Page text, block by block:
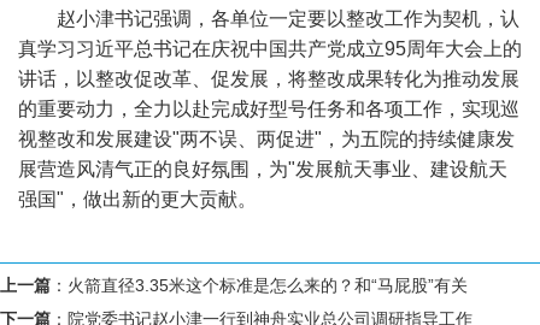
赵小津书记强调，各单位一定要以整改工作为契机，认
真学习习近平总书记在庆祝中国共产党成立95周年大会上的
讲话，以整改促改革、促发展，将整改成果转化为推动发展
的重要动力，全力以赴完成好型号任务和各项工作，实现巡
视整改和发展建设"两不误、两促进"，为五院的持续健康发
展营造风清气正的良好氛围，为"发展航天事业、建设航天
强国"，做出新的更大贡献。
上一篇 ： 火箭直径3.35米这个标准是怎么来的？和“马屁股”有关
下一篇 ： 院党委书记赵小津一行到神舟实业总公司调研指导工作